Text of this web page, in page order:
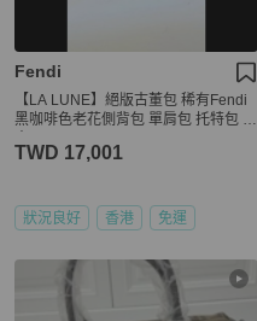
Fendi
【LA LUNE】絕版古董包 稀有Fendi
黑咖啡色老花側背包 單肩包 托特包 中
TWD 17,001
狀況良好 香港 免運